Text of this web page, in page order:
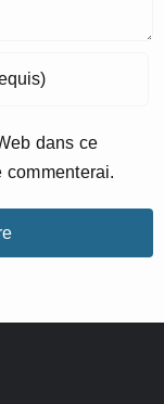
dans ce
commenterai.